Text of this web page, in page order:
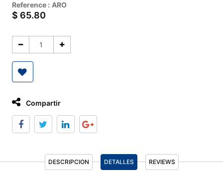
Reference : ARO
$ 65.80
Compartir
DESCRIPCION DETALLES REVIEWS